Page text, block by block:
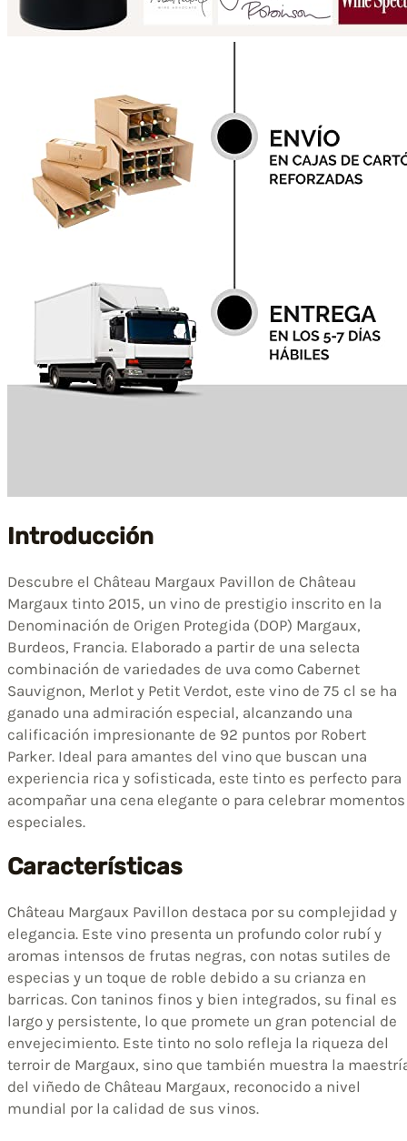
Introducción
Descubre el Château Margaux Pavillon de Château
Margaux tinto 2015, un vino de prestigio inscrito en la
Denominación de Origen Protegida (DOP) Margaux,
Burdeos, Francia. Elaborado a partir de una selecta
combinación de variedades de uva como Cabernet
Sauvignon, Merlot y Petit Verdot, este vino de 75 cl se ha
ganado una admiración especial, alcanzando una
calificación impresionante de 92 puntos por Robert
Parker. Ideal para amantes del vino que buscan una
experiencia rica y sofisticada, este tinto es perfecto para
acompañar una cena elegante o para celebrar momentos
especiales.
Características
Château Margaux Pavillon destaca por su complejidad y
elegancia. Este vino presenta un profundo color rubí y
aromas intensos de frutas negras, con notas sutiles de
especias y un toque de roble debido a su crianza en
barricas. Con taninos finos y bien integrados, su final es
largo y persistente, lo que promete un gran potencial de
envejecimiento. Este tinto no solo refleja la riqueza del
terroir de Margaux, sino que también muestra la
del viñedo de Château Margaux, reconocido a nivel
mundial por la calidad de sus vinos.